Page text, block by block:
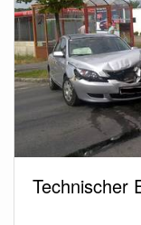
Technischer